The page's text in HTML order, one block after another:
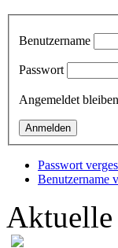
Benutzername
Passwort
Angemeldet bleiben
Passwort
Benutzername
Aktuelle